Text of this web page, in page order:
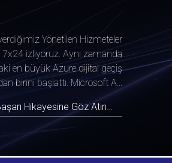
Yönetilen Hizmeteler
7x24 izliyoruz. Aynı zamanda
en büyük Azure dijital geçiş
birini başlattı. Microsoft A...
Hikayesine Göz Atın…